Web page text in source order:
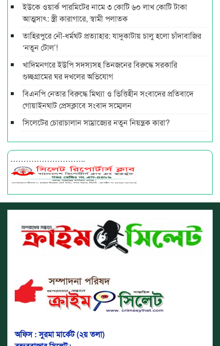
ইউকে ওয়ার্ক পারমিটের নামে ৩ কোটি ৬০ লাখ কোটি টাকা
আত্মসাৎ: স্ত্রী কারাগারে, স্বামী পলাতক
তাহিরপুরে নৌ-ধর্মঘট প্রত্যাহার: যাদুকাটায় চালু হলো চাঁদাবাজির
‘নতুন টোল’!
খাদিমনগরে ইউপি সদস্যসহ তিনজনের বিরুদ্ধে সরকারি
গুচ্ছগ্রামের ঘর দখলের অভিযোগ
বিএনপি নেতার বিরুদ্ধে মিথ্যা ও ভিত্তিহীন সংবাদের প্রতিবাদে
গোয়াইনঘাট প্রেসক্লাবে সংবাদ সম্মেলন
সিলেটের চোরাচালান সাম্রাজ্যের নতুন নিয়ন্ত্রক কারা?
………………………..
অফিস : সুরমা মার্কেট (২য় তলা)